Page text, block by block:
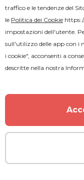
traffico e le tendenze del
le Politica dei Cookie
impostazioni dell'utente.
sull'utilizzo delle app con i
i cookie", acconsenti a
descritte nella nostra